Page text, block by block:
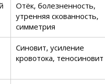
Отёк, болезненность,
утренняя скованность,
симметрия
Синовит, усиление
кровотока, теносиновит